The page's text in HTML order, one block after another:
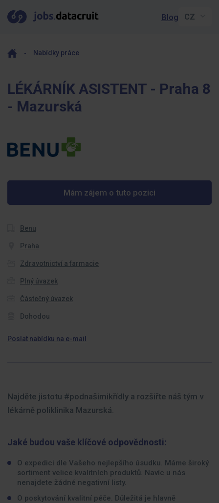
Blog
Nabídky práce
LÉKÁRNÍK ASISTENT - Praha 8
- Mazurská
Mám zájem o tuto pozici
Benu
Praha
Zdravotnictví a farmacie
Plný úvazek
Částečný úvazek
Dohodou
Poslat nabídku na e-mail
Najděte jistotu #podnašimikřídly a rozšiřte náš tým v
lékárně poliklinika Mazurská.
Jaké budou vaše klíčové odpovědnosti:
O expedici dle Vašeho nejlepšího úsudku. Máme široký
sortiment velice kvalitních produktů. Navíc u nás
nenajdete žádné negativní listy.
O poskytování kvalitní péče. Důležitá je hlavně